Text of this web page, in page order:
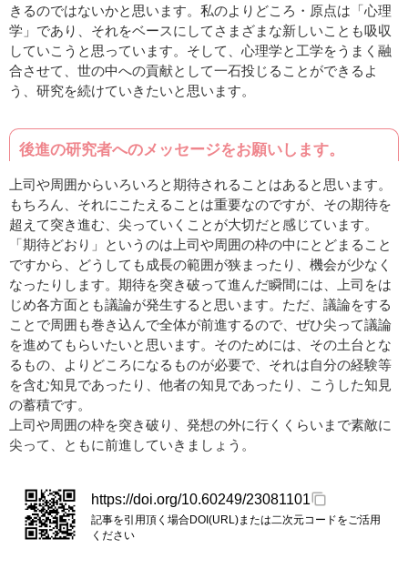
きるのではないかと思います。私のよりどころ・原点は「心理
学」であり、それをベースにしてさまざまな新しいことも吸収
していこうと思っています。そして、心理学と工学をうまく融
合させて、世の中への貢献として一石投じることができるよ
う、研究を続けていきたいと思います。
後進の研究者へのメッセージをお願いします。
上司や周囲からいろいろと期待されることはあると思います。
もちろん、それにこたえることは重要なのですが、その期待を
超えて突き進む、尖っていくことが大切だと感じています。
「期待どおり」というのは上司や周囲の枠の中にとどまること
ですから、どうしても成長の範囲が狭まったり、機会が少なく
なったりします。期待を突き破って進んだ瞬間には、上司をは
じめ各方面とも議論が発生すると思います。ただ、議論をする
ことで周囲も巻き込んで全体が前進するので、ぜひ尖って議論
を進めてもらいたいと思います。そのためには、その土台とな
るもの、よりどころになるものが必要で、それは自分の経験等
を含む知見であったり、他者の知見であったり、こうした知見
の蓄積です。
上司や周囲の枠を突き破り、発想の外に行くくらいまで素敵に
尖って、ともに前進していきましょう。
https://doi.org/10.60249/23081101
記事を引用頂く場合DOI(URL)または二次元コードをご活用
ください